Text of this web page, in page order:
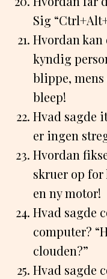
Sig
Hvordan kan
kyndig
blippe,
bleep!
Hvad sagde
er ingen
Hvordan
skruer op
en ny motor!
Hvad sagde
computer?
clouden?”
Hvad sagde